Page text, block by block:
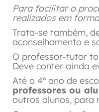
Para facilitar o
realizados em
Trata-se também,
aconselhamento e
O professor-tutor
Deve conter ainda
Até o 4º ano de
professores ou
outros alunos, para